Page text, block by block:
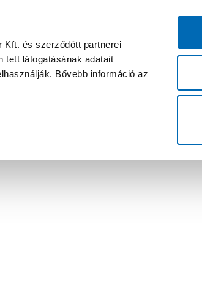
Kft. és szerződött partnerei
tett látogatásának adatait
Bővebb információ az